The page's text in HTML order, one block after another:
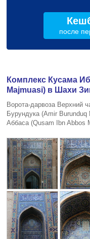
после
Комплекс Кусама
Majmuasi) в Шахи
Ворота-дарвоза Верхний
Бурундука (Amir
Аббаса (Qusam Ibn Abbos